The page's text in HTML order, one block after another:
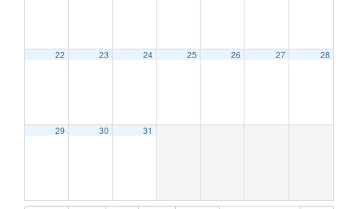
22 23 24 25 26 27 28
29 30 31
2:00 AM